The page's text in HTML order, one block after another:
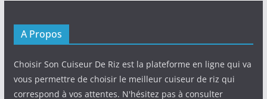
A Propos
Choisir Son Cuiseur De Riz est la plateforme en ligne qui va
vous permettre de choisir le meilleur cuiseur de riz qui
correspond à vos attentes. N'hésitez pas à consulter